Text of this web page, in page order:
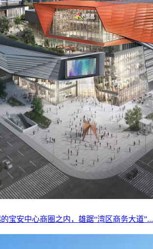
宝安中心商圈之内，雄踞“湾区商务大道”...